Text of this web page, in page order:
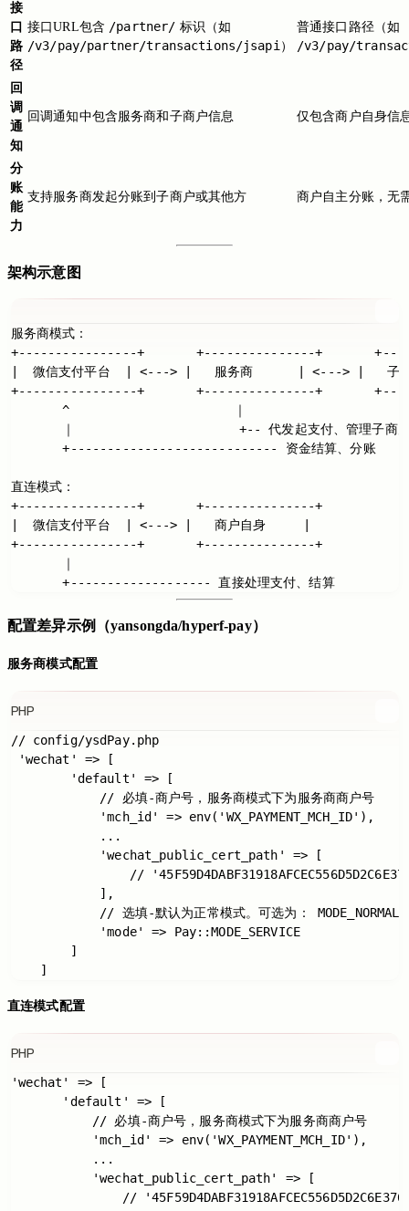
接
口
路
径
接口URL包含 /partner/ 标识（如
/v3/pay/partner/transactions/jsapi）
普通接口路径（如
/v3/pay/
回
调
通
知
回调通知中包含服务商和子商户信息 仅包含商户自身信
分
账
能
力
支持服务商发起分账到子商户或其他方 商户自主分账，无
架构示意图
服务商模式：
+----------------+       +---------------+
|  微信支付平台  | <---> |   服务商      | <---> |   子商
+----------------+       +---------------+
       ^                      ｜
｜                      +-- 代发起支付、管理子商
       +---------------------------- 资金结算、分账
直连模式：
+----------------+       +---------------+
|  微信支付平台  | <---> |   商户自身     |
+----------------+       +---------------+
       ｜
       +------------------- 直接处理支付、结算
配置差异示例（yansongda/hyperf-pay）
服务商模式配置
PHP
// config/ysdPay.php
'wechat' => [
        'default' => [
            // 必填-商户号，服务商模式下为服务商商户号
            'mch_id' => env('WX_PAYMENT_MCH_ID'),
            ...
            'wechat_public_cert_path' => [
//
            ],
// 选填-默认为正常模式。可选为：
            'mode' => Pay::MODE_SERVICE
        ]
直连模式配置
PHP
'wechat' => [
       'default' => [
           // 必填-商户号，服务商模式下为服务商商户号
           'mch_id' => env('WX_PAYMENT_MCH_ID'),
           ...
           'wechat_public_cert_path' => [
//